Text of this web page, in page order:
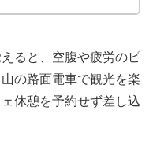
ると、空腹や疲労のピ
の路面電車で観光を楽
休憩を予約せず差し込